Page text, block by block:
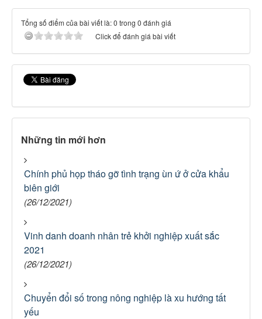
Tổng số điểm của bài viết là: 0 trong 0 đánh giá
Click để đánh giá bài viết
Những tin mới hơn
Chính phủ họp tháo gỡ tình trạng ùn ứ ở cửa khẩu
biên giới
(26/12/2021)
Vinh danh doanh nhân trẻ khởi nghiệp xuất sắc
2021
(26/12/2021)
Chuyển đổi số trong nông nghiệp là xu hướng tất
yếu